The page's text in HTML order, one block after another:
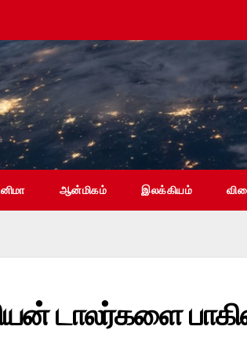
ஆன்மிகம் இலக்கியம்
டாலர்களை